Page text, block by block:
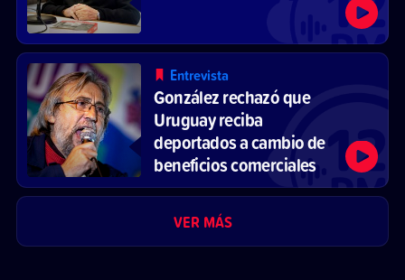
Entrevista
González rechazó que
Uruguay reciba
deportados a cambio de
beneficios comerciales
VER MÁS